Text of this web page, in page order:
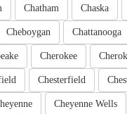
Chaska
Chatham
Chattanooga
Cheboygan
Cherokee
Chesterfield
Cheyenne Wells